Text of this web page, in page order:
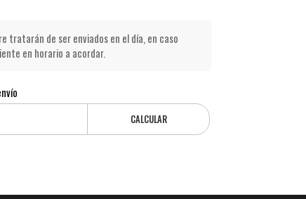
tratarán de ser enviados en el día, en caso
en horario a acordar.
CALCULAR